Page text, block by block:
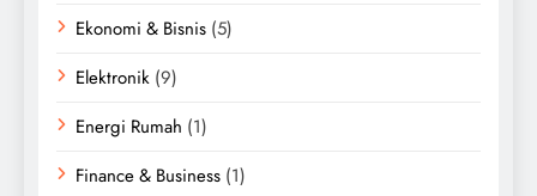
Ekonomi & Bisnis (5)
Elektronik (9)
Energi Rumah (1)
Finance & Business (1)